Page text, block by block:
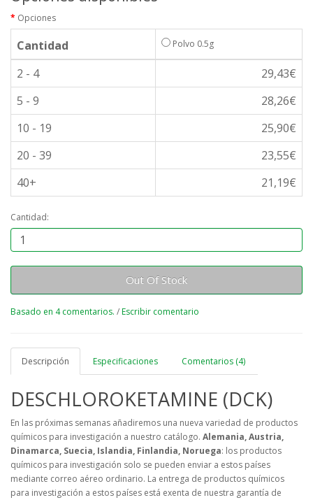
Opciones
Cantidad Polvo 0.5g
2 - 4
29,43€
5 - 9
28,26€
10 - 19
25,90€
20 - 39
23,55€
40+
21,19€
Cantidad:
Out Of Stock
Basado en 4 comentarios. /Escribir comentario
Descripción Especificaciones Comentarios (4)
DESCHLOROKETAMINE (DCK)
En las próximas semanas añadiremos una nueva variedad de productos
químicos para investigación a nuestro catálogo. Alemania, Austria,
Dinamarca, Suecia, Islandia, Finlandia, Noruega: los productos
químicos para investigación solo se pueden enviar a estos países
mediante correo aéreo ordinario. La entrega de productos químicos
para investigación a estos países está exenta de nuestra garantía de